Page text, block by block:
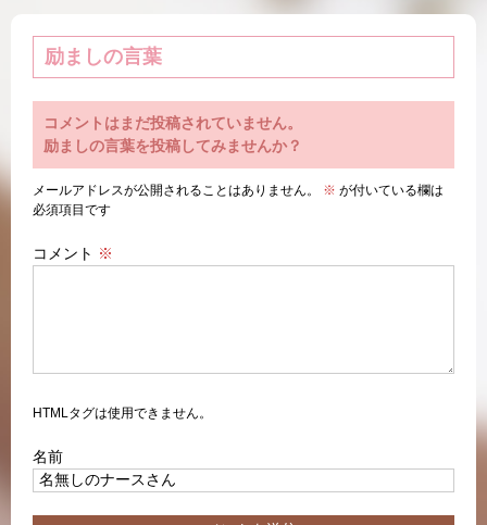
励ましの言葉
コメントはまだ投稿されていません。
励ましの言葉を投稿してみませんか？
メールアドレスが公開されることはありません。 ※ が付いている欄は
必須項目です
コメント ※
HTMLタグは使用できません。
名前